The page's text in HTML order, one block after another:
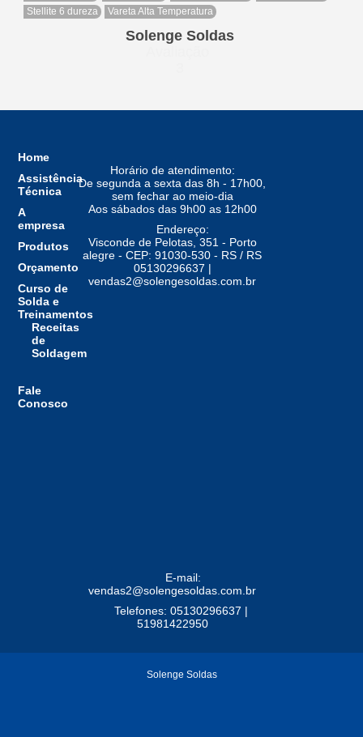
Stellite 6 dureza
Vareta Alta Temperatura
Solenge Soldas
Home
Assistência
Técnica
A
empresa
Produtos
Orçamento
Curso de
Solda e
Treinamentos
Receitas
de
Soldagem
Fale
Conosco
Horário de atendimento:
De segunda a sexta das 8h - 17h00,
sem fechar ao meio-dia
Aos sábados das 9h00 as 12h00
Endereço:
Visconde de Pelotas, 351 - Porto
alegre - CEP: 91030-530 - RS / RS
05130296637 |
vendas2@solengesoldas.com.br
E-mail:
vendas2@solengesoldas.com.br
Telefones: 05130296637 |
51981422950
Solenge Soldas